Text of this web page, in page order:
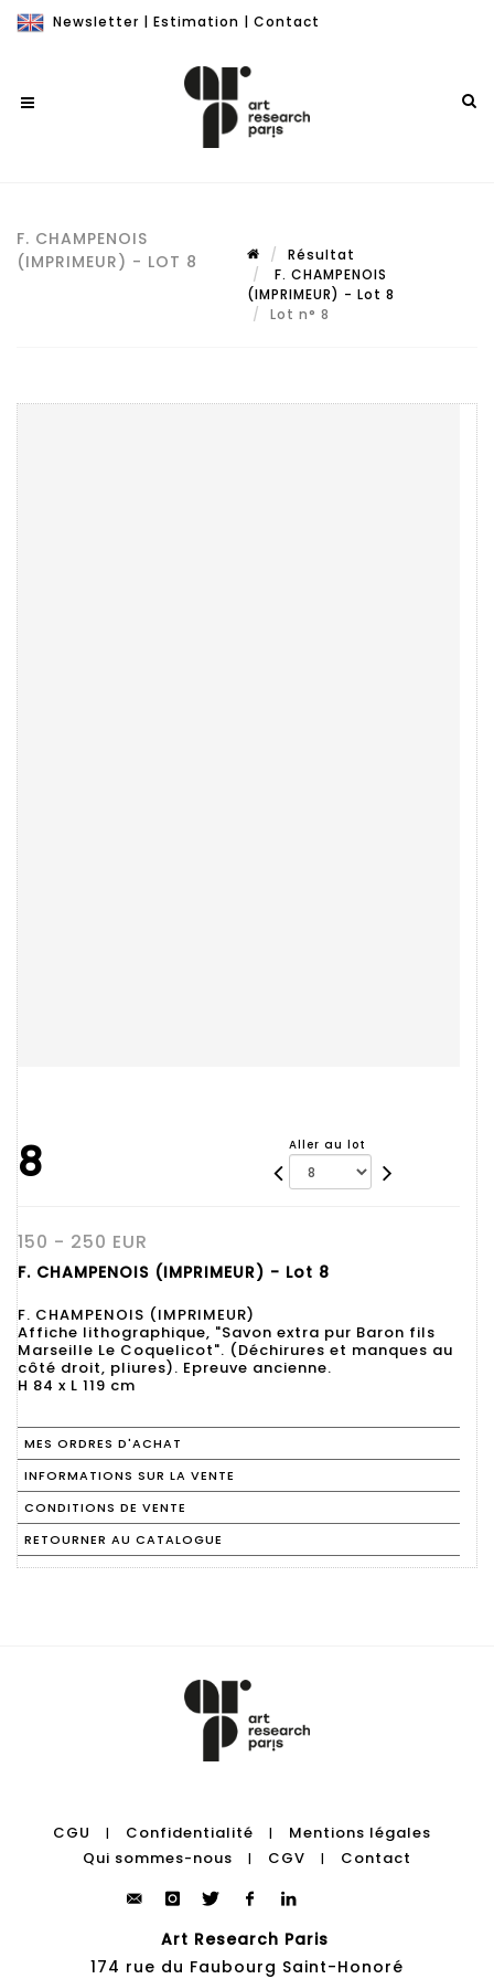
Newsletter | Estimation | Contact
F. CHAMPENOIS
(IMPRIMEUR) - LOT 8
Résultat
F. CHAMPENOIS
(IMPRIMEUR) - Lot 8
Lot n° 8
8 Aller au lot
150 - 250 EUR
F. CHAMPENOIS (IMPRIMEUR) - Lot 8
F. CHAMPENOIS (IMPRIMEUR)
Affiche lithographique, "Savon extra pur Baron fils
Marseille Le Coquelicot". (Déchirures et manques au
côté droit, pliures). Epreuve ancienne.
H 84 x L 119 cm
MES ORDRES D'ACHAT
INFORMATIONS SUR LA VENTE
CONDITIONS DE VENTE
RETOURNER AU CATALOGUE
CGU | Confidentialité |
Mentions légales
Qui sommes-nous
| CGV | Contact
Art Research Paris
174 rue du Faubourg Saint-Honoré